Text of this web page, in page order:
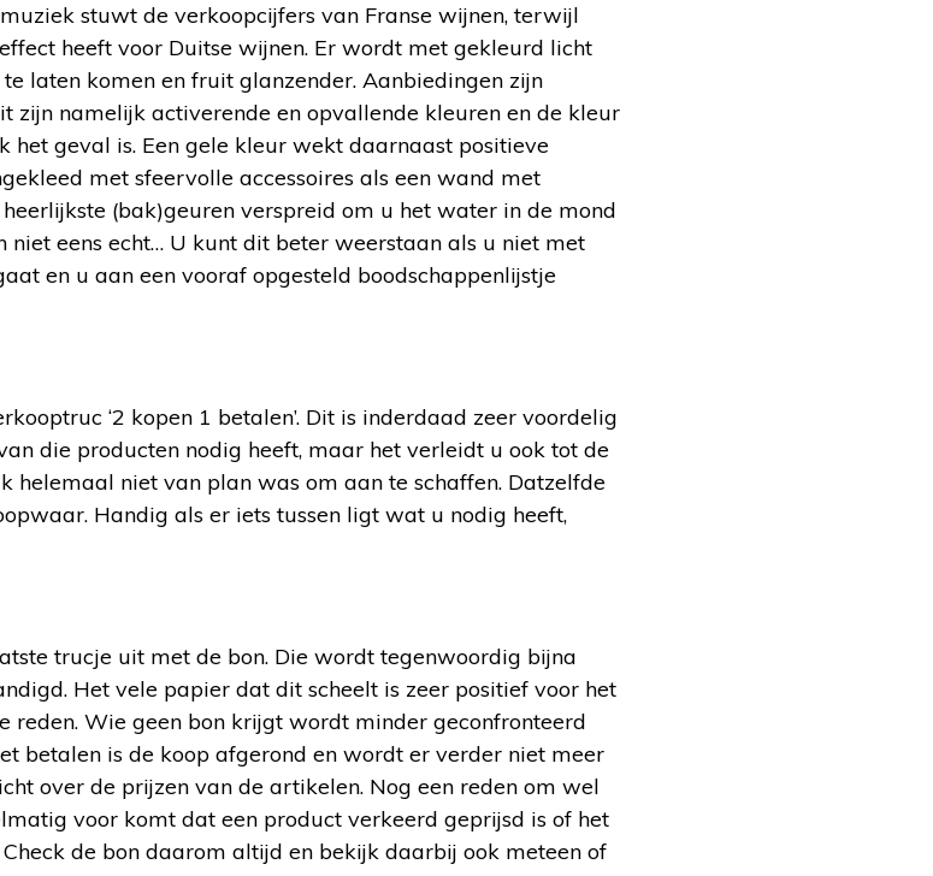
stuwt de verkoopcijfers van Franse wijnen, terwijl
heeft voor Duitse wijnen. Er wordt met gekleurd licht
laten komen en fruit glanzender. Aanbiedingen zijn
zijn namelijk activerende en opvallende kleuren en de kleur
geval is. Een gele kleur wekt daarnaast positieve
met sfeervolle accessoires als een wand met
(bak)geuren verspreid om u het water in de mond
niet eens echt… U kunt dit beter weerstaan als u niet met
en u aan een vooraf opgesteld boodschappenlijstje
‘2 kopen 1 betalen’. Dit is inderdaad zeer voordelig
die producten nodig heeft, maar het verleidt u ook tot de
helemaal niet van plan was om aan te schaffen. Datzelfde
Handig als er iets tussen ligt wat u nodig heeft,
trucje uit met de bon. Die wordt tegenwoordig bijna
Het vele papier dat dit scheelt is zeer positief voor het
reden. Wie geen bon krijgt wordt minder geconfronteerd
betalen is de koop afgerond en wordt er verder niet meer
over de prijzen van de artikelen. Nog een reden om wel
voor komt dat een product verkeerd geprijsd is of het
de bon daarom altijd en bekijk daarbij ook meteen of